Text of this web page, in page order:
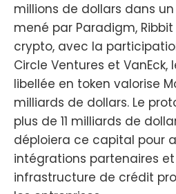
millions de dollars dans
mené par Paradigm,
crypto, avec la
Circle Ventures et VanEck,
libellée en token valorise
milliards de dollars. Le
plus de 11 milliards de
déploiera ce capital pour
intégrations partenaires
infrastructure de crédit